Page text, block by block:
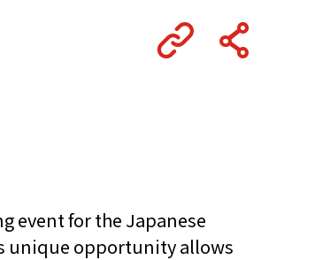
event for the Japanese
unique opportunity allows